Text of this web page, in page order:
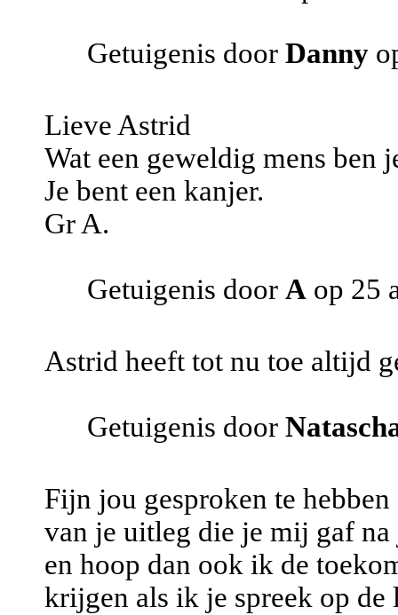
Getuigenis door Danny
Lieve Astrid
Wat een geweldig mens ben
Je bent een kanjer.
Gr A.
Getuigenis door A op 25
Astrid heeft tot nu toe altijd
Getuigenis door
Fijn jou gesproken te
van je uitleg die je mij gaf
en hoop dan ook ik de
krijgen als ik je spreek op de